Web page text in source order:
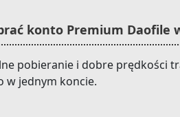
konto Premium Daofile
pobieranie i dobre prędkości
w jednym koncie.